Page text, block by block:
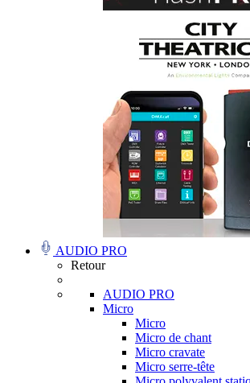
AUDIO PRO
Retour
AUDIO PRO
Micro
Micro
Micro de chant
Micro cravate
Micro serre-tête